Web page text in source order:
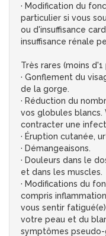
· Modification du
particulier si vous
ou d'insuffisance
insuffisance rénale
Très rares (moins
· Gonflement du
de la gorge.
· Réduction du
vos globules blancs.
contracter une
· Éruption cutanée,
· Démangeaisons.
· Douleurs dans le
et dans les muscles.
· Modifications du
compris
vous sentir
votre peau et du
symptômes pseudo-